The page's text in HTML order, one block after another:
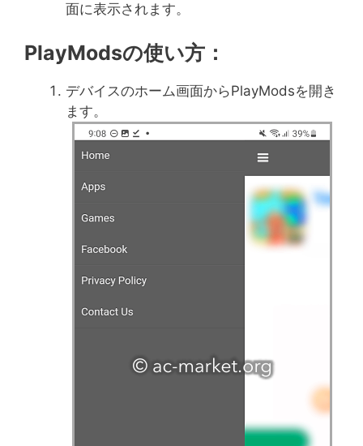
面に表示されます。
PlayModsの使い方：
デバイスのホーム画面からPlayModsを開き
ます。